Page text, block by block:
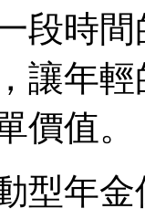
段時
讓年
價值。
型年